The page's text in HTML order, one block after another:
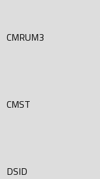
CMRUM3
CMST
DSID